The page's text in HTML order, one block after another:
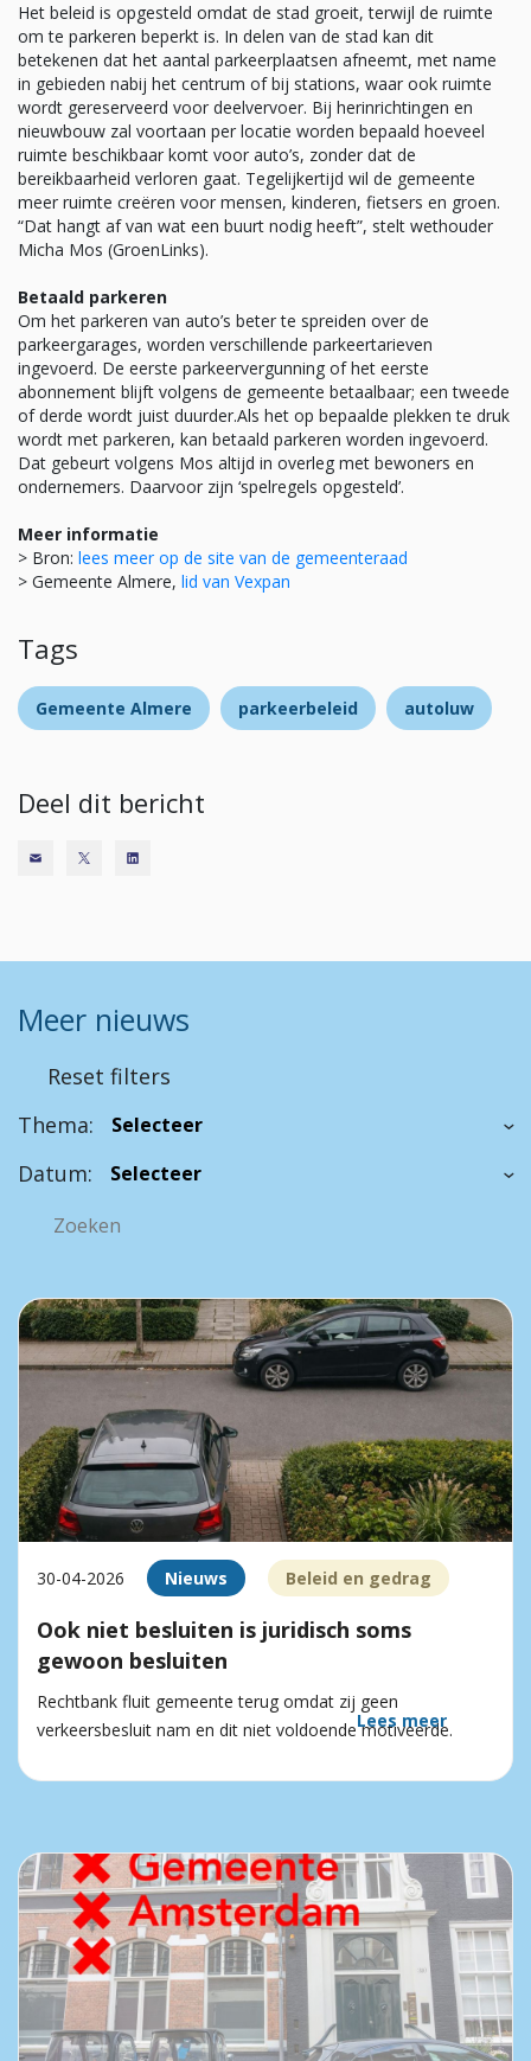
Het beleid is opgesteld omdat de stad groeit, terwijl de ruimte
om te parkeren beperkt is. In delen van de stad kan dit
betekenen dat het aantal parkeerplaatsen afneemt, met name
in gebieden nabij het centrum of bij stations, waar ook ruimte
wordt gereserveerd voor deelvervoer. Bij herinrichtingen en
nieuwbouw zal voortaan per locatie worden bepaald hoeveel
ruimte beschikbaar komt voor auto’s, zonder dat de
bereikbaarheid verloren gaat. Tegelijkertijd wil de gemeente
meer ruimte creëren voor mensen, kinderen, fietsers en groen.
“Dat hangt af van wat een buurt nodig heeft”, stelt wethouder
Micha Mos (GroenLinks).
Betaald parkeren
Om het parkeren van auto’s beter te spreiden over de
parkeergarages, worden verschillende parkeertarieven
ingevoerd. De eerste parkeervergunning of het eerste
abonnement blijft volgens de gemeente betaalbaar; een tweede
of derde wordt juist duurder.Als het op bepaalde plekken te druk
wordt met parkeren, kan betaald parkeren worden ingevoerd.
Dat gebeurt volgens Mos altijd in overleg met bewoners en
ondernemers. Daarvoor zijn ‘spelregels opgesteld’.
Meer informatie
> Bron: lees meer op de site van de gemeenteraad
> Gemeente Almere, lid van Vexpan
Tags
Gemeente Almere parkeerbeleid autoluw
Deel dit bericht
Meer nieuws
Reset filters
Thema:
Datum:
30-04-2026 Nieuws Beleid en gedrag
Ook niet besluiten is juridisch soms
gewoon besluiten
Rechtbank fluit gemeente terug omdat zij geen
verkeersbesluit nam en dit niet voldoende motiveerde.
Lees meer